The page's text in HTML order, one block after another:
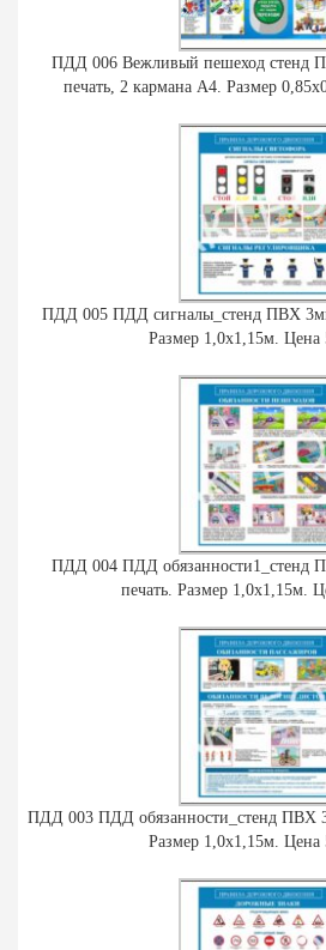
ПДД 006 Вежливый пешеход стенд
печать, 2 кармана А4. Размер
ПДД 005 ПДД сигналы_стенд ПВХ
Размер 1,0х1,15м. Цена
ПДД 004 ПДД обязанности1_стенд
печать. Размер 1,0х1,15м.
ПДД 003 ПДД обязанности_стенд ПВХ
Размер 1,0х1,15м. Цена